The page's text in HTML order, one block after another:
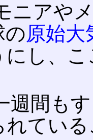
ニアや
の原始大
し、
週間も
れてい